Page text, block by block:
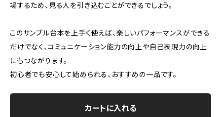
場するため、見る人を引き込むことができるでしょう。
このサンプル台本を上手く使えば、楽しいパフォーマンスができる
だけでなく、コミュニケーション能力の向上や自己表現力の向上
にもつながります。
初心者でも安心して始められる、おすすめの一品です。
カートに入れる